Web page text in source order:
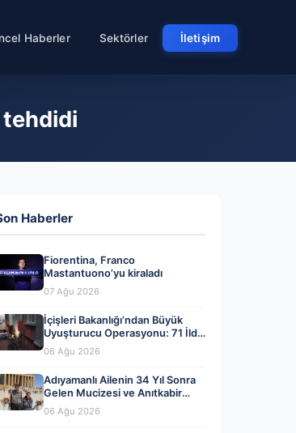
Haberler Sektörler İletişim
tehdidi
Haberler
Fiorentina, Franco
Mastantuono’yu kiraladı
07 Ağu 2026
İçişleri Bakanlığı’ndan Büyük
Uyuşturucu Operasyonu: 71 İlde
844 Kişi Tutuklandı
06 Ağu 2026
Adıyamanlı Ailenin 34 Yıl Sonra
Gelen Mucizesi ve Anıtkabir
Hayali Gerçek Oldu
06 Ağu 2026